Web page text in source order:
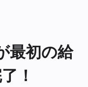
最初の給
！